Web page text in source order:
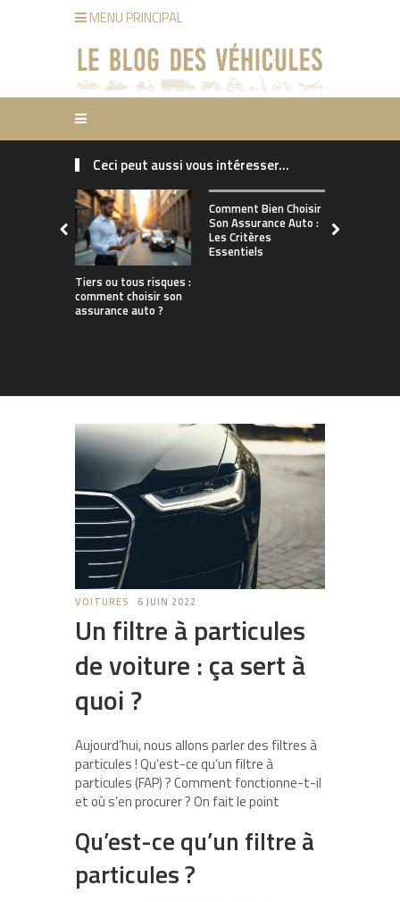
MENU PRINCIPAL
Ceci peut aussi vous intéresser...
Tiers ou tous risques :
comment choisir son
assurance auto ?
Comment Bien Choisir
Son Assurance Auto :
Les Critères
Essentiels
VOITURES 6 JUIN 2022
Un filtre à particules
de voiture : ça sert à
quoi ?
Aujourd’hui, nous allons parler des filtres à
particules ! Qu’est-ce qu’un filtre à
particules (FAP) ? Comment fonctionne-t-il
et où s’en procurer ? On fait le point
Qu’est-ce qu’un filtre à
particules ?